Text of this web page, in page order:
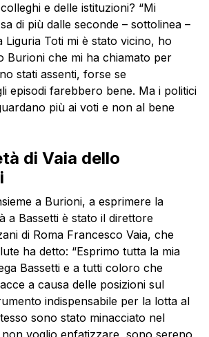
e delle istituzioni? “Mi
di più dalle seconde – sottolinea –
Liguria Toti mi è stato vicino, ho
Burioni che mi ha chiamato per
stati assenti, forse se
episodi farebbero bene. Ma i politici
più ai voti e non al bene
di Vaia dello
a Burioni, a esprimere la
a Bassetti è stato il direttore
di Roma Francesco Vaia, che
ha detto: “Esprimo tutta la mia
Bassetti e a tutti coloro che
a causa delle posizioni sul
indispensabile per la lotta al
sono stato minacciato nel